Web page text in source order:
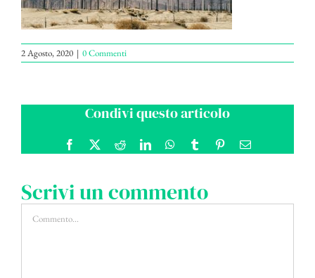
2 Agosto, 2020 | 0 Commenti
Condivi questo articolo
Facebook RedditLinkedInWhatsApp
Tumblr PinterestEmail
Scrivi un commento
Commento